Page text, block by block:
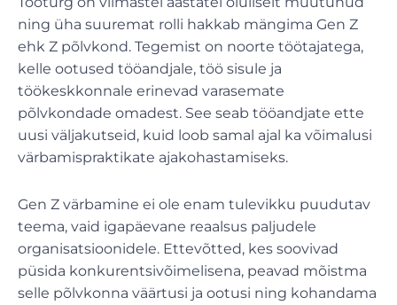
ning üha suuremat rolli hakkab mängima Gen Z
ehk Z põlvkond. Tegemist on noorte töötajatega,
kelle ootused tööandjale, töö sisule ja
töökeskkonnale erinevad varasemate
põlvkondade omadest. See seab tööandjate ette
uusi väljakutseid, kuid loob samal ajal ka võimalusi
värbamispraktikate ajakohastamiseks.
Gen Z värbamine ei ole enam tulevikku puudutav
teema, vaid igapäevane reaalsus paljudele
organisatsioonidele. Ettevõtted, kes soovivad
püsida konkurentsivõimelisena, peavad mõistma
selle põlvkonna väärtusi ja ootusi ning kohandama